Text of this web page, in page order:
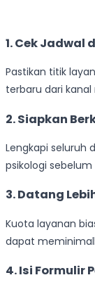
1. Cek Jadwal
Pastikan titik
terbaru dari kanal
2. Siapkan
Lengkapi seluruh
psikologi
3. Datang
Kuota layanan
dapat
4. Isi Formulir